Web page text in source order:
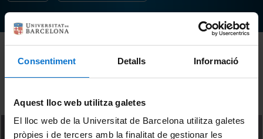
Consentiment Detalls Informació
Aquest lloc web utilitza galetes
El lloc web de la Universitat de Barcelona utilitza galetes
pròpies i de tercers amb la finalitat de gestionar les
Ordenar